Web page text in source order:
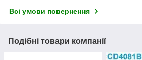
Всі умови повернення
Подібні товари компанії